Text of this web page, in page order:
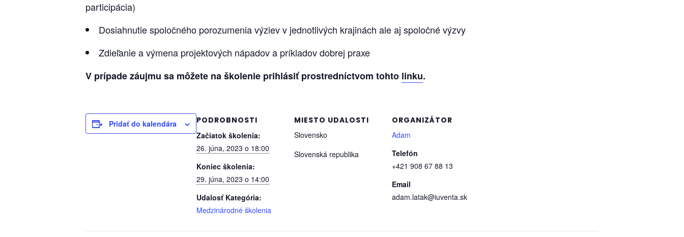
participácia)
Dosiahnutie spoločného porozumenia výziev v jednotlivých krajinách ale aj spoločné výzvy
Zdieľanie a výmena projektových nápadov a príkladov dobrej praxe
V prípade záujmu sa môžete na školenie prihlásiť prostredníctvom tohto linku.
Pridať do kalendára
PODROBNOSTI
Začiatok školenia:
26. júna, 2023 o 18:00
Koniec školenia:
29. júna, 2023 o 14:00
Udalosť Kategória:
Medzinárodné školenia
MIESTO UDALOSTI
Slovensko
Slovenská republika
ORGANIZÁTOR
Adam
Telefón
+421 908 67 88 13
Email
adam.latak@iuventa.sk